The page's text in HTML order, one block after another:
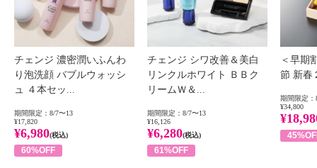
チェンジ 濃密潤いふんわ
り泡洗顔 バブルウォッシ
ュ ４本セッ...
期間限定：8/7〜13
¥17,820
¥6,980(税込)
60%OFF
チェンジ シワ改善＆美白
リンクルホワイト ＢＢク
リームＷ＆...
期間限定：8/7〜13
¥16,126
¥6,280(税込)
61%OFF
＜早期
節 新春
期間限定：
¥34,800